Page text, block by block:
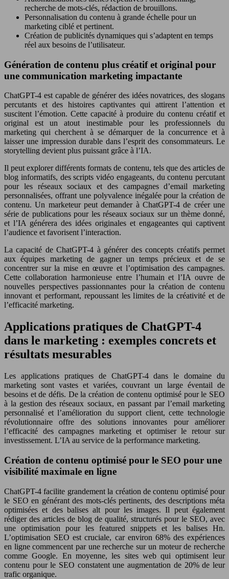
recherche de mots-clés, rédaction de brouillons.
Personnalisation du contenu à grande échelle pour un
marketing ciblé et pertinent.
Création de publicités dynamiques qui s’adaptent en temps
réel aux besoins de l’utilisateur.
Génération de contenu plus créatif et original pour
une communication marketing impactante
ChatGPT-4 est capable de générer des idées novatrices, des slogans
percutants et des histoires captivantes qui attirent l’attention et
suscitent l’émotion. Cette capacité à produire du contenu créatif et
original est un atout inestimable pour les professionnels du
marketing qui cherchent à se démarquer de la concurrence et à
laisser une impression durable dans l’esprit des consommateurs. Le
storytelling devient plus puissant grâce à l’IA.
Il peut explorer différents formats de contenu, tels que des articles de
blog informatifs, des scripts vidéo engageants, du contenu percutant
pour les réseaux sociaux et des campagnes d’email marketing
personnalisées, offrant une polyvalence inégalée pour la création de
contenu. Un marketeur peut demander à ChatGPT-4 de créer une
série de publications pour les réseaux sociaux sur un thème donné,
et l’IA générera des idées originales et engageantes qui captivent
l’audience et favorisent l’interaction.
La capacité de ChatGPT-4 à générer des concepts créatifs permet
aux équipes marketing de gagner un temps précieux et de se
concentrer sur la mise en œuvre et l’optimisation des campagnes.
Cette collaboration harmonieuse entre l’humain et l’IA ouvre de
nouvelles perspectives passionnantes pour la création de contenu
innovant et performant, repoussant les limites de la créativité et de
l’efficacité marketing.
Applications pratiques de ChatGPT-4
dans le marketing : exemples concrets et
résultats mesurables
Les applications pratiques de ChatGPT-4 dans le domaine du
marketing sont vastes et variées, couvrant un large éventail de
besoins et de défis. De la création de contenu optimisé pour le SEO
à la gestion des réseaux sociaux, en passant par l’email marketing
personnalisé et l’amélioration du support client, cette technologie
révolutionnaire offre des solutions innovantes pour améliorer
l’efficacité des campagnes marketing et optimiser le retour sur
investissement. L’IA au service de la performance marketing.
Création de contenu optimisé pour le SEO pour une
visibilité maximale en ligne
ChatGPT-4 facilite grandement la création de contenu optimisé pour
le SEO en générant des mots-clés pertinents, des descriptions méta
optimisées et des balises alt pour les images. Il peut également
rédiger des articles de blog de qualité, structurés pour le SEO, avec
une optimisation pour les featured snippets et les balises Hn.
L’optimisation SEO est cruciale, car environ 68% des expériences
en ligne commencent par une recherche sur un moteur de recherche
comme Google. En moyenne, les sites web qui optimisent leur
contenu pour le SEO constatent une augmentation de 20% de leur
trafic organique.